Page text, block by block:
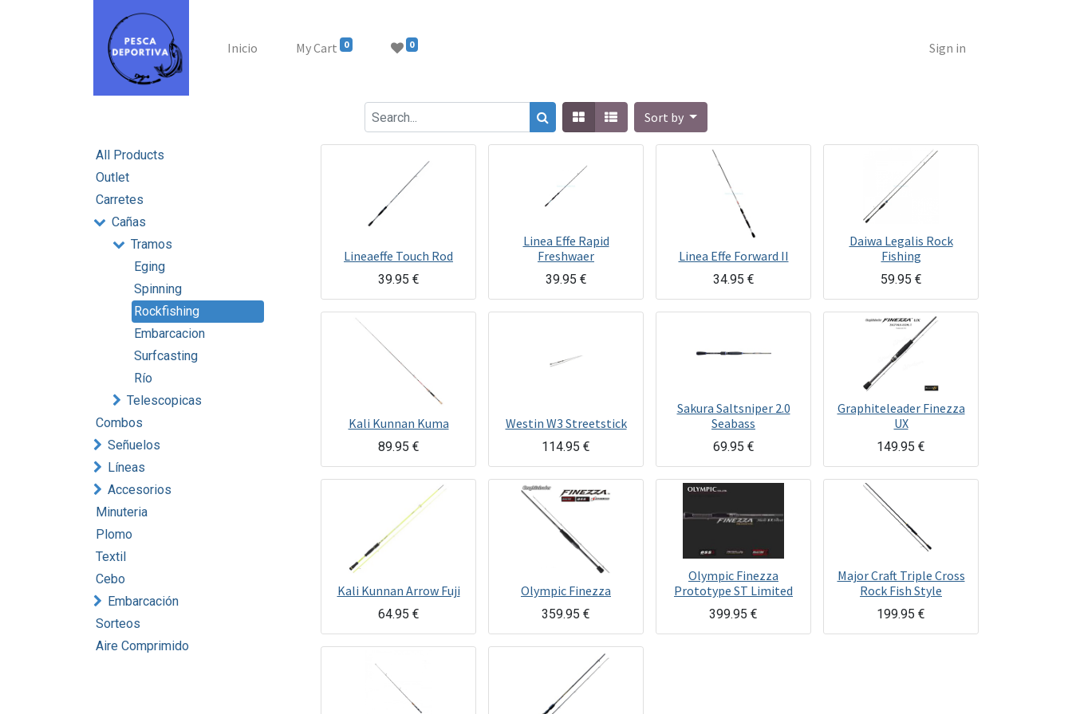
Inicio My Cart 0 0 Sign in
Sort by
All Products
Outlet
Carretes
Cañas
Tramos
Eging
Spinning
Rockfishing
Embarcacion
Surfcasting
Río
Telescopicas
Combos
Señuelos
Líneas
Accesorios
Minuteria
Plomo
Textil
Cebo
Embarcación
Sorteos
Aire Comprimido
Lineaeffe Touch Rod
39.95 €
Linea Effe Rapid
Freshwaer
39.95 €
Linea Effe Forward II
34.95 €
Daiwa Legalis Rock
Fishing
59.95 €
Kali Kunnan Kuma
89.95 €
Westin W3 Streetstick
114.95 €
Sakura Saltsniper 2.0
Seabass
69.95 €
Graphiteleader Finezza
UX
149.95 €
Kali Kunnan Arrow Fuji
64.95 €
Olympic Finezza
359.95 €
Olympic Finezza
Prototype ST Limited
399.95 €
Major Craft Triple Cross
Rock Fish Style
199.95 €